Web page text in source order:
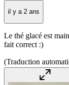
il y a 2 ans
Le thé glacé est
fait correct :)
(Traduction